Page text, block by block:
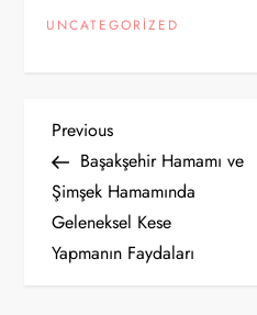
UNCATEGORIZED
Y
a
z
Previous
Post
Previous
Başakşehir Hamamı ve
Şimşek Hamamında
Geleneksel Kese
Yapmanın Faydaları